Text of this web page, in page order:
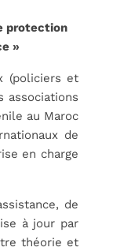
protection
»
(policiers et
associations
au Maroc
de
en charge
de
à jour par
théorie et